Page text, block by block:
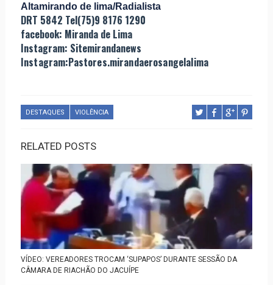
Altamirando de lima/Radialista
DRT 5842 Tel(75)9 8176 1290
facebook: Miranda de Lima
Instagram: Sitemirandanews
Instagram:Pastores.mirandaerosangelalima
DESTAQUES VIOLÊNCIA
RELATED POSTS
VÍDEO: VEREADORES TROCAM ‘SUPAPOS’ DURANTE SESSÃO DA
CÂMARA DE RIACHÃO DO JACUÍPE